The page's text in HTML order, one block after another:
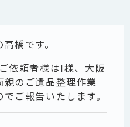
橋です。
依頼者様はI様、大阪
のご遺品整理作業
ご報告いたします。